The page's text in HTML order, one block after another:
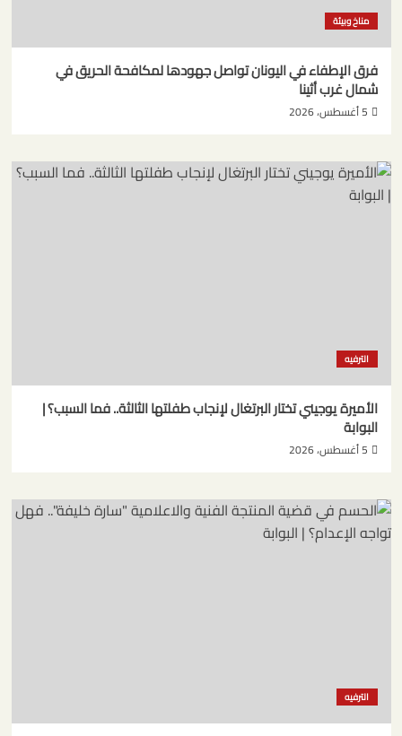
مناخ وبيئة
فرق الإطفاء في اليونان تواصل جهودها لمكافحة الحريق في
شمال غرب أثينا
5 أغسطس، 2026
الترفيه
الأميرة يوجيني تختار البرتغال لإنجاب طفلتها الثالثة.. فما السبب؟ |
البوابة
5 أغسطس، 2026
الترفيه